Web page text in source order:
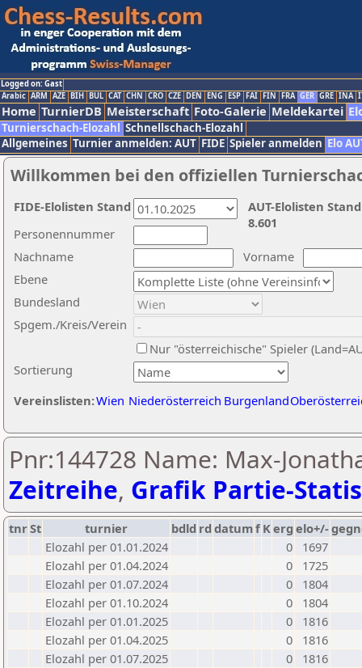
Logged on: Gast
Arabic ARM AZE BIH BUL CAT CHN CRO CZE DEN ENG ESP FAI FIN FRA GER GRE INA
Home TurnierDB Meisterschaft Foto-Galerie Meldekartei
Turnierschach-Elozahl Schnellschach-Elozahl
Allgemeines Turnier anmelden: AUT FIDE Spieler anmelden Elo
Willkommen bei den offiziellen
Nachname
Vorname
Ebene
Sortierung
Personennummer
Bundesland
Spgem./Kreis/Verein
Nur "österreichische" Spieler
Vereinslisten:Wien Niederösterreich Burgenland
AUT-Elolisten
8.601
FIDE-Elolisten Stand
Pnr:144728 Name: Max-
Zeitreihe, Grafik Partie-
tnrSt turnier bdld rd datumf Kerg elo+/-
Elozahl per 01.01.2024
0
1697
Elozahl per 01.04.2024
0
1725
Elozahl per 01.07.2024
0
1804
Elozahl per 01.10.2024
0
1804
Elozahl per 01.01.2025
0
1816
Elozahl per 01.04.2025
0
1816
Elozahl per 01.07.2025
0
1816